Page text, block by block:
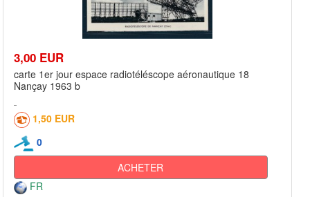
3,00 EUR
carte 1er jour espace radiotéléscope aéronautique 18
Nançay 1963 b
1,50 EUR
0
ACHETER
FR